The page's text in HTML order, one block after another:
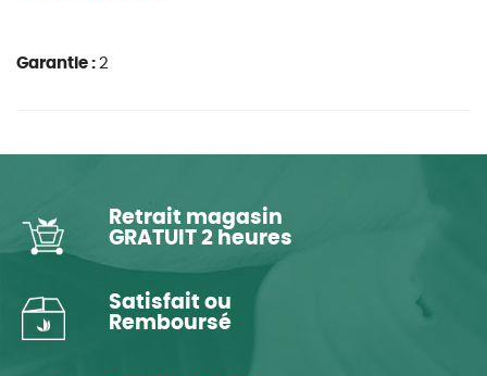
Garantie : 2
Retrait magasin
GRATUIT 2 heures
Satisfait ou
Remboursé